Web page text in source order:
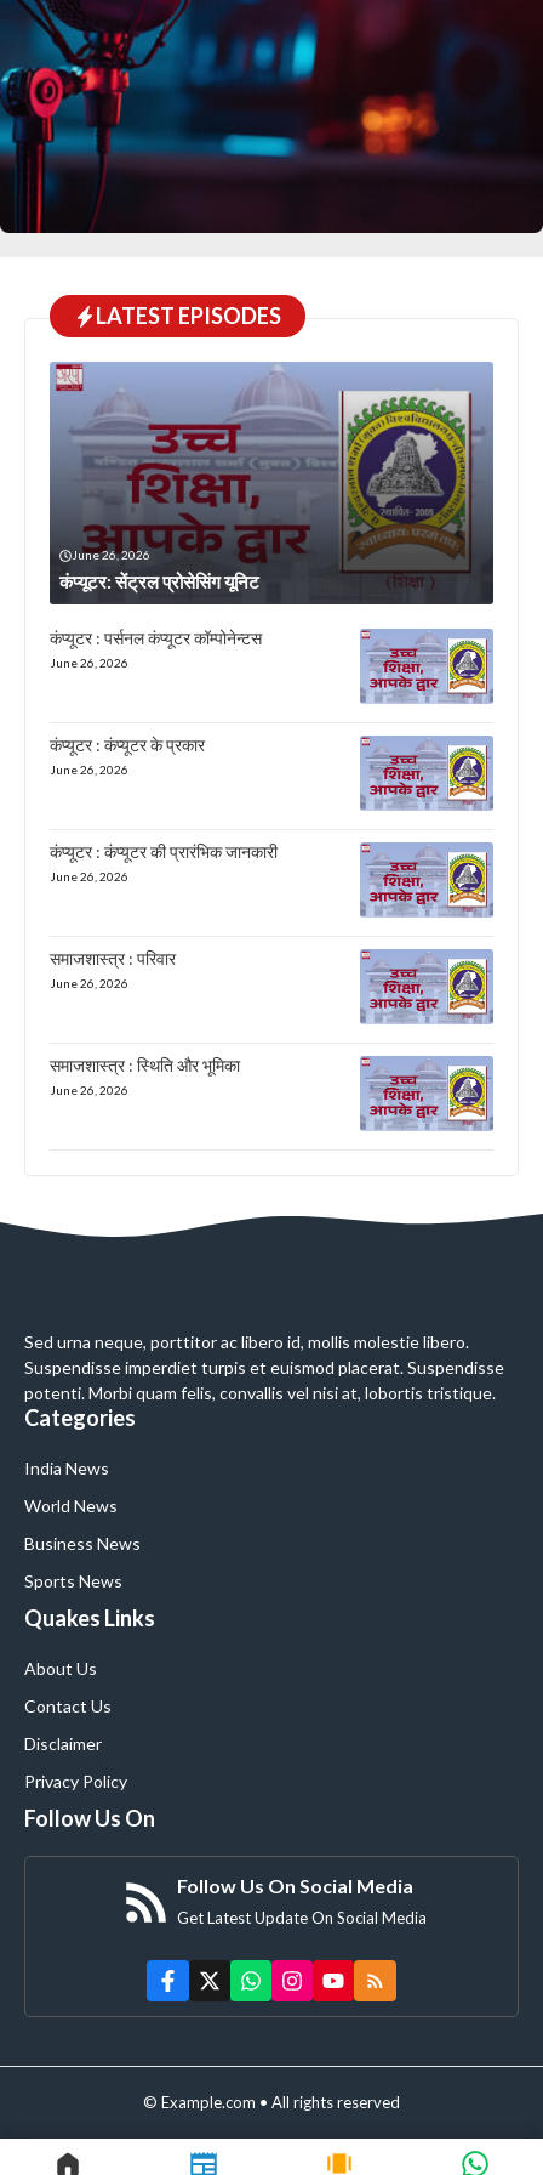
LATEST EPISODES
June 26, 2026
कंप्यूटर: सेंट्रल प्रोसेसिंग यूनिट
कंप्यूटर : पर्सनल कंप्यूटर कॉम्पोनेन्टस
June 26, 2026
कंप्यूटर : कंप्यूटर के प्रकार
June 26, 2026
कंप्यूटर : कंप्यूटर की प्रारंभिक जानकारी
June 26, 2026
समाजशास्त्र : परिवार
June 26, 2026
समाजशास्त्र : स्थिति और भूमिका
June 26, 2026
Sed urna neque, porttitor ac libero id, mollis molestie libero.
Suspendisse imperdiet turpis et euismod placerat. Suspendisse
potenti. Morbi quam felis, convallis vel nisi at, lobortis tristique.
Categories
India News
World News
Business News
Sports News
Quakes Links
About Us
Contact Us
Disclaimer
Privacy Policy
Follow Us On
Follow Us On Social Media
Get Latest Update On Social Media
© Example.com • All rights reserved